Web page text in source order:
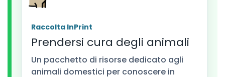
Raccolta InPrint
Prendersi cura degli animali
Un pacchetto di risorse dedicato agli
animali domestici per conoscere in